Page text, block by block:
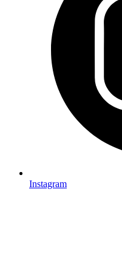
Instagram